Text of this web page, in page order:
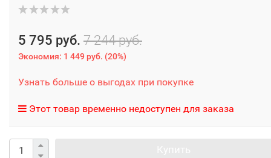
5 795 руб. 7 244 руб.
Экономия: 1 449 руб. (20%)
Узнать больше о выгодах при покупке
Этот товар временно недоступен для заказа